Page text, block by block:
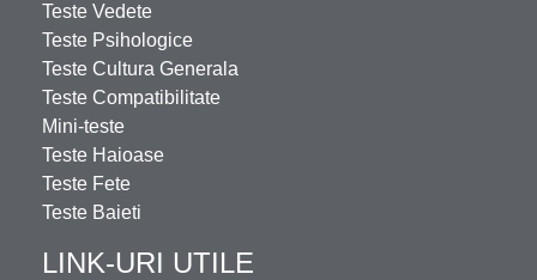
Teste Vedete
Teste Psihologice
Teste Cultura Generala
Teste Compatibilitate
Mini-teste
Teste Haioase
Teste Fete
Teste Baieti
LINK-URI UTILE